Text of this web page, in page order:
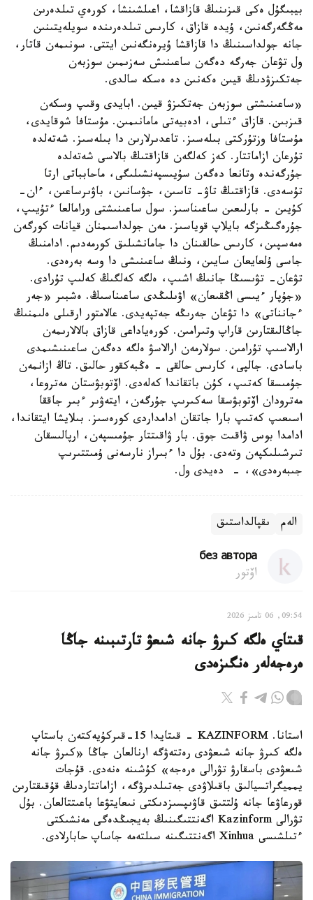
بيبىگۇل ەكى قىزىنىڭ قازاقشا، اعىلشىنشا، كورەي تىلدەرىن
مەڭگەرگەنىن، ۇيدە قازاق، كارىس تىلدەرىندە سويلەيتىنىن
جانە جولداسىنىڭ دا قازاقشا ۇيرەنگەنىن ايتتى. سونىمەن قاتار،
ول تۋعان جەرگە دەگەن ساعىنىش سەزىمىن سوزبەن
جەتكىزۋدىڭ قيىن ەكەنىن دە ەسكە سالدى.
«ساعىنىشتى سوزبەن جەتكىزۋ قيىن. ابايدى وقىپ وسكەن
قىزبىن. قازاق ءتىلى، ادەبيەتى مامانىمىن. مۇستافا شوقايدى،
مۇستافا وزتۇركتى بىلەسىز. تاعدىرلارىن دا بىلەسىز. شەتەلدە
تۇرعان ازاماتتار. كەز كەلگەن قازاقتىڭ بالاسى شەتەلدە
جۇرگەندە وتانعا دەگەن سۇيىسپەنشىلىگى، ماحابباتى ارتا
تۇسەدى. قازاقتىڭ تاۋ- تاسىن، جۋسانىن، باۋىرساعىن، ءان-
كۇيىن - بارلىعىن ساعىناسىز. سول ساعىنىشتى ورامالعا ءتۇيىپ،
جۇرەگىڭىزگە بايلاپ قوياسىز. مەن جولداسىمنان قيانات كورگەن
ەمەسپىن، كارىس حالقىنان دا جامانشىلىق كورمەدىم. ادامنىڭ
جاسى ۇلعايعان سايىن، ونىڭ ساعىنىشى دا وسە بەرەدى.
تۋعان- تۋىسىڭا جانىڭ اشىپ، ەلگە كەلگىڭ كەلىپ تۇرادى.
«جۇپار ءيىسى اڭقىعان» اۋىلىڭدى ساعىناسىڭ. ەشبىر «جەر
ءجانناتى» دا تۋعان جەرىڭە جەتپەيدى. عالامتور ارقىلى ەلىمنىڭ
جاڭالىقتارىن قاراپ وتىرامىن. كورەياداعى قازاق بالالارىمەن
ارالاسىپ تۇرامىن. سولارمەن ارالاسۋ ەلگە دەگەن ساعىنىشىمدى
باسادى. جالپى، كارىس حالقى - ەڭبەكقور حالىق. تاڭ ازانمەن
جۇمىسقا كەتىپ، كۇن باتقاندا كەلەدى. اۆتوبۋستان مەتروعا،
مەترودان اۆتوبۋسقا سەكىرىپ جۇرگەن، ايتەۋىر ءبىر جاققا
اسىعىپ كەتىپ بارا جاتقان ادامداردى كورەسىز. بىلايشا ايتقاندا،
ادامدا بوس ۋاقىت جوق. بار ۋاقىتتار جۇمىسپەن، ارپالىسقان
تىرشىلىكپەن وتەدى. بۇل دا ءبىراز نارسەنى ۇمىتتىرىپ
جىبەرەدى»، - دەيدى ول.
الەم ىقپالداستىق
без автора
اۆتور
09:54, 06 تامىز 2026
قىتاي ەلگە كىرۋ جانە شىعۋ تارتىبىنە جاڭا
ەرەجەلەر ەنگىزەدى
استانا. KAZINFORM - قىتايدا 15-قىركۇيەكتەن باستاپ
ەلگە كىرۋ جانە شىعۋدى رەتتەۋگە ارنالعان جاڭا «كىرۋ جانە
شىعۋدى باسقارۋ تۋرالى ەرەجە» كۇشىنە ەنەدى. قۇجات
يمميگراتسيالىق باقىلاۋدى جەتىلدىرۋگە، ازاماتتاردىڭ قۇقىقتارىن
قورعاۋعا جانە ۇلتتىق قاۋىپسىزدىكتى نىعايتۋعا باعىتتالعان. بۇل
تۋرالى Kazinform اگەنتتىگىنىڭ بەيجىڭدەگى مەنشىكتى
ءتىلشىسى Xinhua اگەنتتىگىنە سىلتەمە جاساپ حابارلادى.